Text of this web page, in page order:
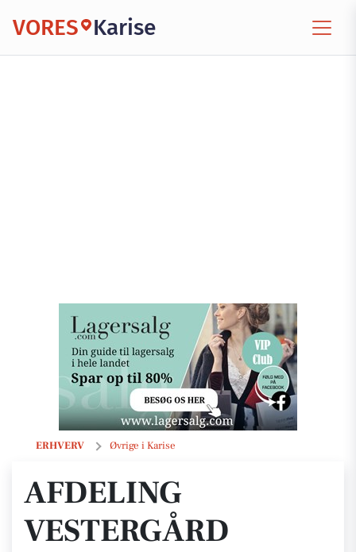
VORES Karise
ERHVERV Øvrige i Karise
Afdeling Vestergård
AFDELING
VESTERGÅRD